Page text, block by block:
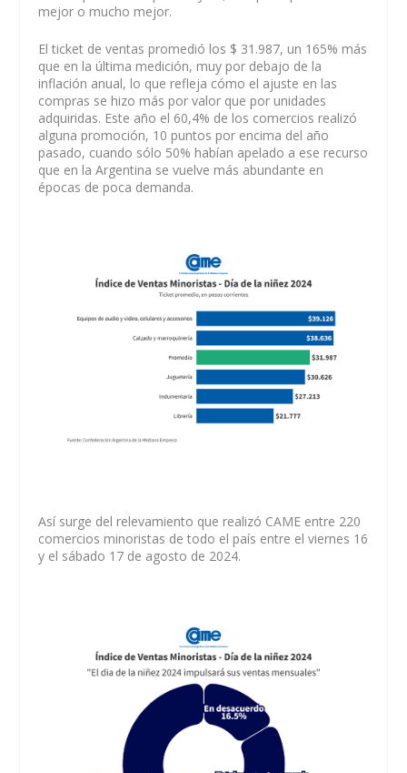
mejor o mucho mejor.
El ticket de ventas promedió los $ 31.987, un 165% más
que en la última medición, muy por debajo de la
inflación anual, lo que refleja cómo el ajuste en las
compras se hizo más por valor que por unidades
adquiridas. Este año el 60,4% de los comercios realizó
alguna promoción, 10 puntos por encima del año
pasado, cuando sólo 50% habían apelado a ese recurso
que en la Argentina se vuelve más abundante en
épocas de poca demanda.
Así surge del relevamiento que realizó CAME entre 220
comercios minoristas de todo el país entre el viernes 16
y el sábado 17 de agosto de 2024.